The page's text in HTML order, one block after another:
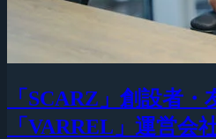
「SCARZ」創設者・
「VARREL」運営会